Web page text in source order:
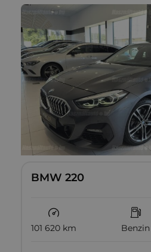
BMW 220
101 620 km Benzin